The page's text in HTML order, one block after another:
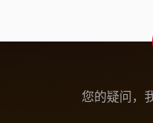
您的疑问，